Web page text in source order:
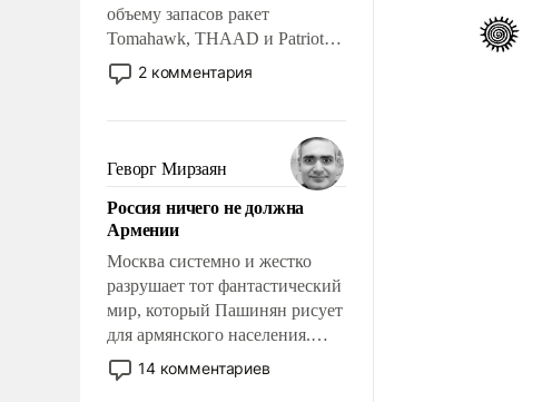
объему запасов ракет
Tomahawk, THAAD и Patriot
США потребуется более трех
лет. Даже небольшая война с
Сложившаяся ситуация
означает многолетний период
уязвимости США, например,
перед Китаем.
2 комментария
Геворг Мирзаян
Россия ничего не должна
Армении
Москва системно и жестко
разрушает тот фантастический
мир, который Пашинян рисует
для армянского населения.
Мир, где политические
прожекты будут безусловно
14 комментариев